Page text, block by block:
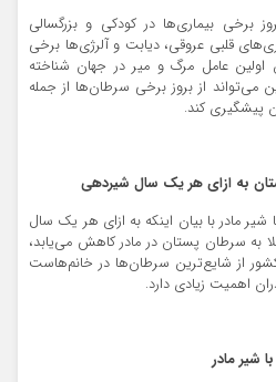
برخی بیماری‌ها در کودکی و بزرگسالی
قلبی عروقی، دیابت و آلرژی‌ها برخی
اولین عامل مرگ و میر در جهان شناخته
می‌تواند از بروز برخی سرطان‌ها از جمله
پیشگیری کند.
مادر با بیان اینکه به ازای هر یک سال
به سرطان پستان در مادر کاهش می‌یابد،
از شایع‌ترین سرطان‌ها در خانم‌هاست
اهمیت زیادی دارد.